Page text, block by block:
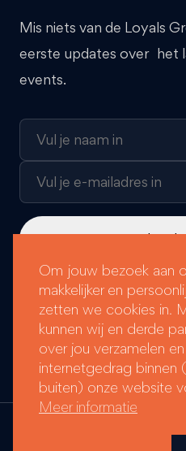
Mis niets van de Loyals
eerste updates over het
events.
Loyals Groep labels:
© Copyright 2026 - Loyals
Om jouw bezoek aan
makkelijker en
zetten we cookies in.
kunnen wij en derde
over jou verzamelen
internetgedrag binnen
buiten) onze website
Meer informatie